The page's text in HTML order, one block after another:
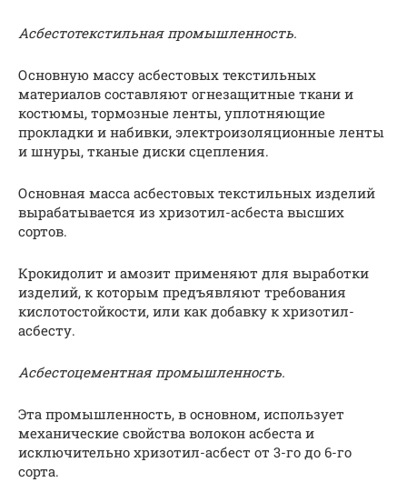
Асбестотекстильная промышленность.
Основную массу асбестовых текстильных
материалов составляют огнезащитные ткани и
костюмы, тормозные ленты, уплотняющие
прокладки и набивки, электроизоляционные ленты
и шнуры, тканые диски сцепления.
Основная масса асбестовых текстильных изделий
вырабатывается из хризотил-асбеста высших
сортов.
Крокидолит и амозит применяют для выработки
изделий, к которым предъявляют требования
кислотостойкости, или как добавку к хризотил-
асбесту.
Асбестоцементная промышленность.
Эта промышленность, в основном, использует
механические свойства волокон асбеста и
исключительно хризотил-асбест от 3-го до 6-го
сорта.